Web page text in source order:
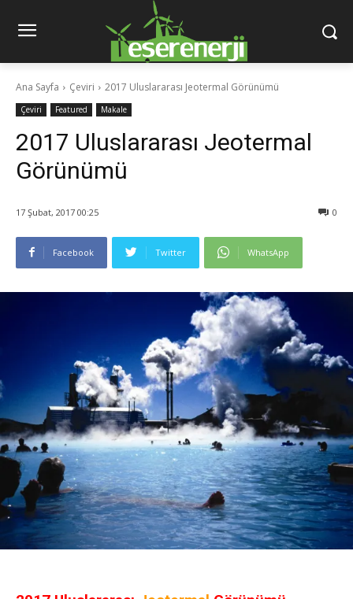
Ana Sayfa Çeviri 2017 Uluslararası Jeotermal Görünümü
Çeviri Featured Makale
2017 Uluslararası Jeotermal
Görünümü
17 Şubat, 2017 00:25 0
Facebook Twitter WhatsApp